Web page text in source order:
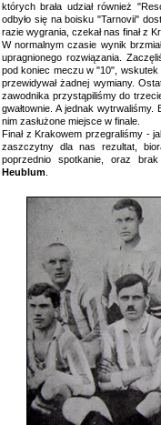
których brała udział również
odbyło się na boisku "Tarnovii"
razie wygrania, czekał nas finał z
W normalnym czasie wynik
upragnionego rozwiązania.
pod koniec meczu w "10",
przewidywał żadnej wymiany.
zawodnika przystąpiliśmy do
gwałtownie. A jednak
nim zasłużone miejsce w finale.
Finał z Krakowem przegraliśmy -
zaszczytny dla nas rezultat,
poprzednio spotkanie, oraz
Heublum